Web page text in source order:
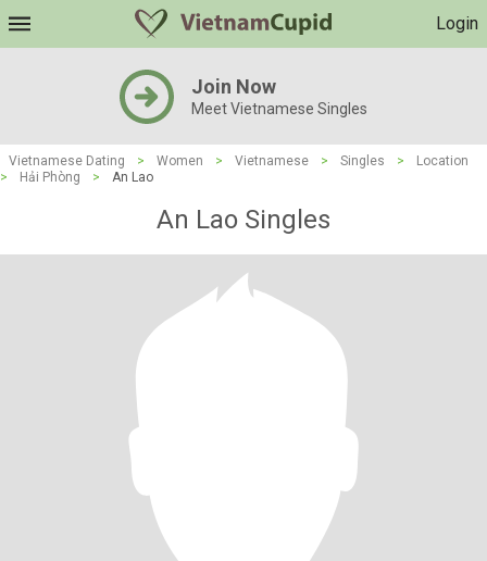
Login
Join Now
Meet Vietnamese Singles
Vietnamese Dating > Women > Vietnamese > Singles >
Location
>
Hải Phòng > An Lao
An Lao Singles